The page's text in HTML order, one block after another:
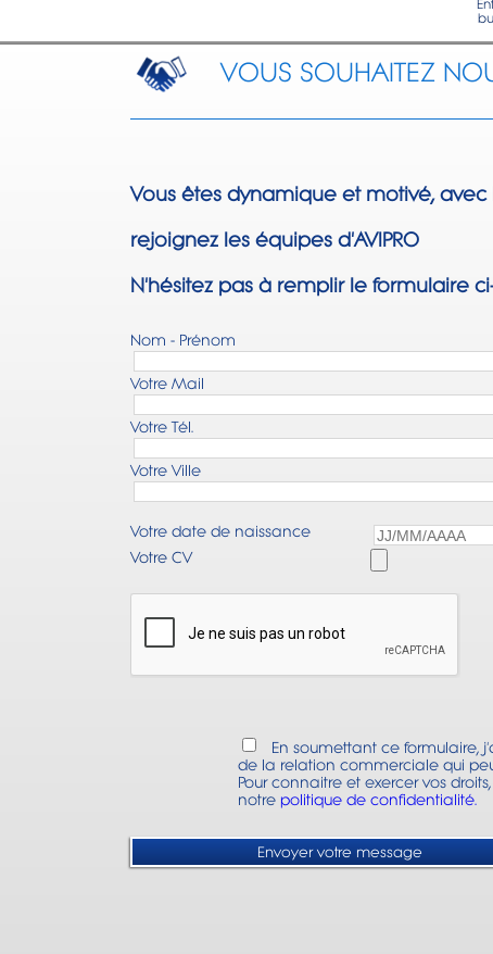
VOUS SOUHAITEZ
Vous êtes dynamique et motivé, avec
rejoignez les équipes d'AVIPRO
N'hésitez pas à remplir le formulaire
Nom - Prénom
Votre Mail
Votre Tél.
Votre Ville
Votre date de naissance
Votre CV
En soumettant ce formulaire,
de la relation commerciale qui
Pour connaitre et exercer vos
notre politique de confidentialité.